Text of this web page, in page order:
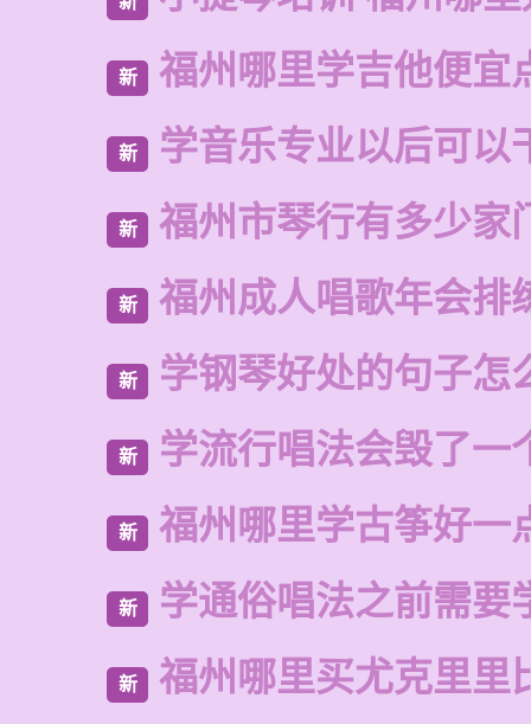
新 福州哪里学吉他便宜
新 学音乐专业以后可以
新 福州市琴行有多少家
新 福州成人唱歌年会排
新 学钢琴好处的句子怎
新 学流行唱法会毁了一
新 福州哪里学古筝好一
新 学通俗唱法之前需要
新 福州哪里买尤克里里